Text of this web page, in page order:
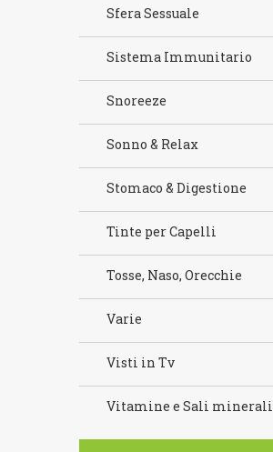
Sfera Sessuale
Sistema Immunitario
Snoreeze
Sonno & Relax
Stomaco & Digestione
Tinte per Capelli
Tosse, Naso, Orecchie
Varie
Visti in Tv
Vitamine e Sali minerali